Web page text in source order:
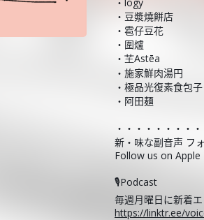
・豆漿燒餅店
・雹仔豆花
・圍爐
・芏Astēa
・施家鮮肉湯円
・極品光復素食包子
・阿田麺
・・・・・・・・
新・味な副音声 フ
Follow us on
🎙️Podcast
毎週月曜日に新着
https://linktr.ee/